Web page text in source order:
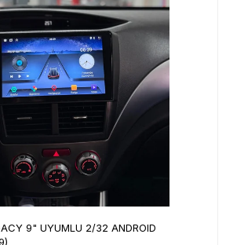
9" UYUMLU 2/32 ANDROID